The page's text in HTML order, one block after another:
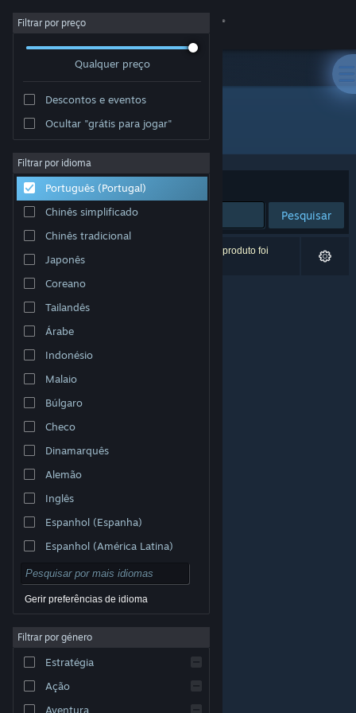
Iniciar sessão
Sobre
Apoio
Alterar idioma
Instala a app móvel do Steam
Ver versão para computadores
© Valve Corporation. Todos os direitos reservados.
respetivos proprietários nos E.U.A. e outros países.
Acessibilidade
Reembolsos|Cookies
Filtrar por preço
Qualquer preço
Descontos e eventos
Ocultar "grátis para jogar"
Filtrar por idioma
Português (Portugal)
Chinês simplificado
Chinês tradicional
Japonês
Coreano
Tailandês
Árabe
Indonésio
Malaio
Búlgaro
Checo
Dinamarquês
Alemão
Inglês
Espanhol (Espanha)
Espanhol (América Latina)
Gerir preferências de idioma
Filtrar por género
Estratégia
Ação
Aventura
Editora: PixelShorts
Ordenar por Relevância
Pesquisar
0 resultados correspondentes à tua pesquisa. 1 produto foi
excluído com base nas tuas preferências.